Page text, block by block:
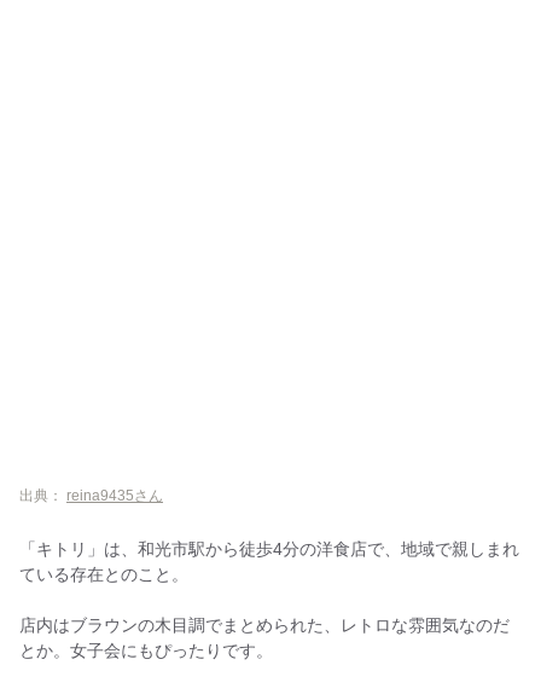
出典： reina9435さん
「キトリ」は、和光市駅から徒歩4分の洋食店で、地域で親しまれ
ている存在とのこと。
店内はブラウンの木目調でまとめられた、レトロな雰囲気なのだ
とか。女子会にもぴったりです。